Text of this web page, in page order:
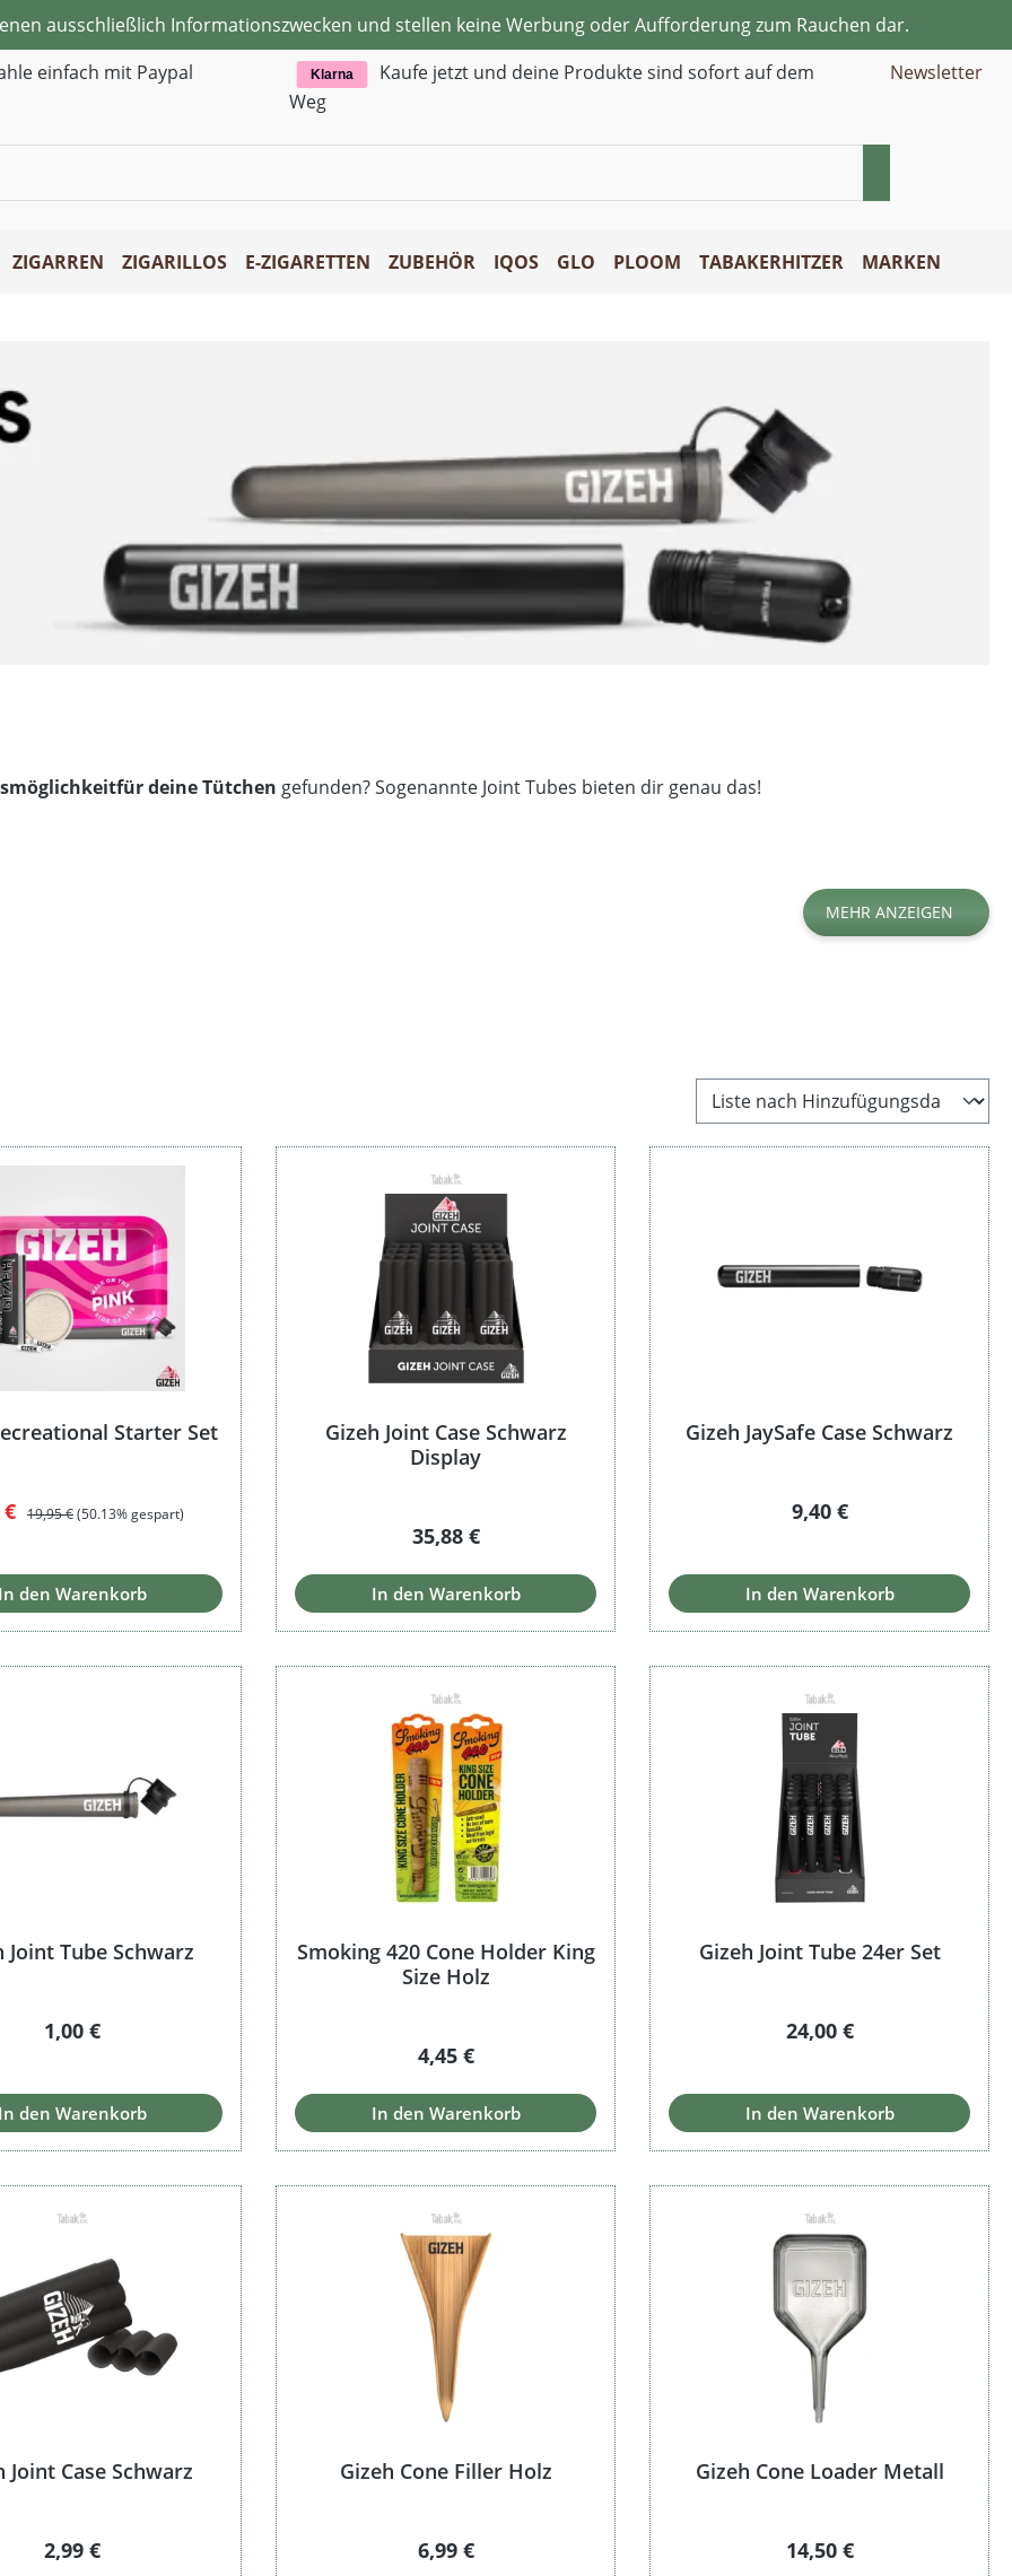
ausschließlich Informationszwecken und stellen keine Werbung oder Aufforderung zum Rauchen dar.
einfach mit Paypal
Klarna
Kaufe jetzt und deine Produkte sind sofort auf dem
Weg
Newsletter
ZIGARREN ZIGARILLOS E-ZIGARETTEN ZUBEHÖR IQOS GLO PLOOM TABAKERHITZER MARKEN
für deine Tütchen gefunden? Sogenannte Joint Tubes bieten dir genau das!
MEHR ANZEIGEN
Starter Set
Regulärer Preis:
19,95 €(50.13% gespart)
den Warenkorb
Gizeh Joint Case Schwarz
Display
Regulärer Preis:
35,88 €
In den Warenkorb
Gizeh JaySafe Case Schwarz
Regulärer Preis:
9,40 €
In den Warenkorb
Joint Tube Schwarz
Regulärer Preis:
1,00 €
den Warenkorb
Smoking 420 Cone Holder King
Size Holz
Regulärer Preis:
4,45 €
In den Warenkorb
Gizeh Joint Tube 24er Set
Regulärer Preis:
24,00 €
In den Warenkorb
Joint Case Schwarz
Regulärer Preis:
2,99 €
Gizeh Cone Filler Holz
Regulärer Preis:
6,99 €
Gizeh Cone Loader Metall
Regulärer Preis:
14,50 €